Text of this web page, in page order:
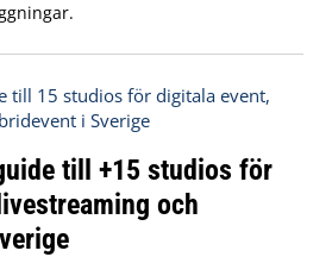
till +15 studios för
och